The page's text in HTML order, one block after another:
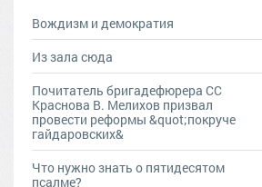
Вождизм и демократия
Из зала сюда
Почитатель бригадефюрера СС
Краснова В. Мелихов призвал
провести реформы &quot;покруче
гайдаровских&
Что нужно знать о пятидесятом
псалме?